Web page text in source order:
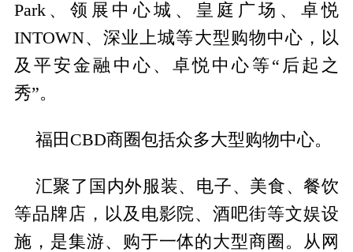
Park、领展中心城、皇庭广场、卓悦
INTOWN、深业上城等大型购物中心，以
及平安金融中心、卓悦中心等“后起之
秀”。
福田CBD商圈包括众多大型购物中心。
汇聚了国内外服装、电子、美食、餐饮
等品牌店，以及电影院、酒吧街等文娱设
施，是集游、购于一体的大型商圈。从网